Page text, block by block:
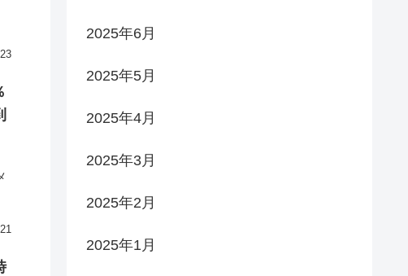
2025年6月
2025年5月
2025年4月
2025年3月
2025年2月
2025年1月